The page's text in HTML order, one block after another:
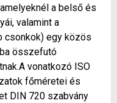
a belső és
valamint a
csonkok) egy közös
összefutó
vonatkozó ISO
főméretei és
DIN 720 szabvány